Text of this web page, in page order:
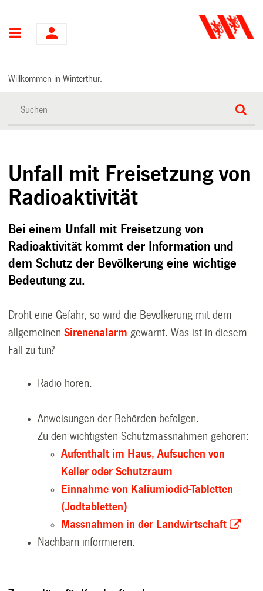
Hauptnavigation
Willkommen in Winterthur.
Unfall mit Freisetzung von
Radioaktivität
Bei einem Unfall mit Freisetzung von
Radioaktivität kommt der Information und
dem Schutz der Bevölkerung eine wichtige
Bedeutung zu.
Droht eine Gefahr, so wird die Bevölkerung mit dem
allgemeinenSirenenalarm gewarnt. Was ist in diesem
Fall zu tun?
Radio hören.
Anweisungen der Behörden befolgen.
Zu den wichtigsten Schutzmassnahmen gehören:
Aufenthalt im Haus, Aufsuchen von
Keller oder Schutzraum
Einnahme von Kaliumiodid-Tabletten
(Jodtabletten)
Massnahmen in der Landwirtschaft
Nachbarn informieren.